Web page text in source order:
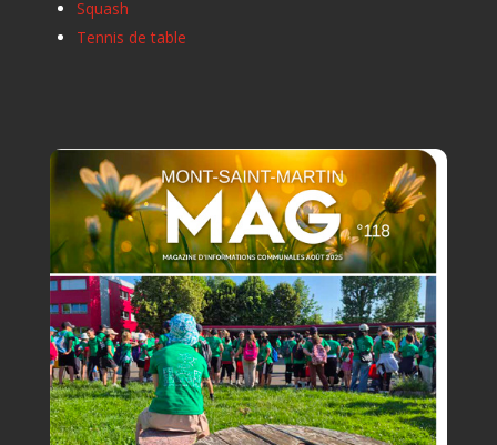
Squash
Tennis de table